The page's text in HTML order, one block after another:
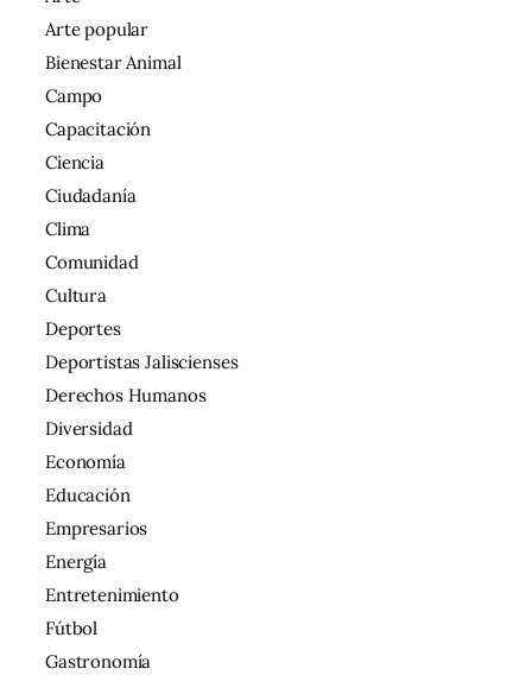
Arte popular
Bienestar Animal
Campo
Capacitación
Ciencia
Ciudadanía
Clima
Comunidad
Cultura
Deportes
Deportistas Jaliscienses
Derechos Humanos
Diversidad
Economía
Educación
Empresarios
Energía
Entretenimiento
Fútbol
Gastronomía